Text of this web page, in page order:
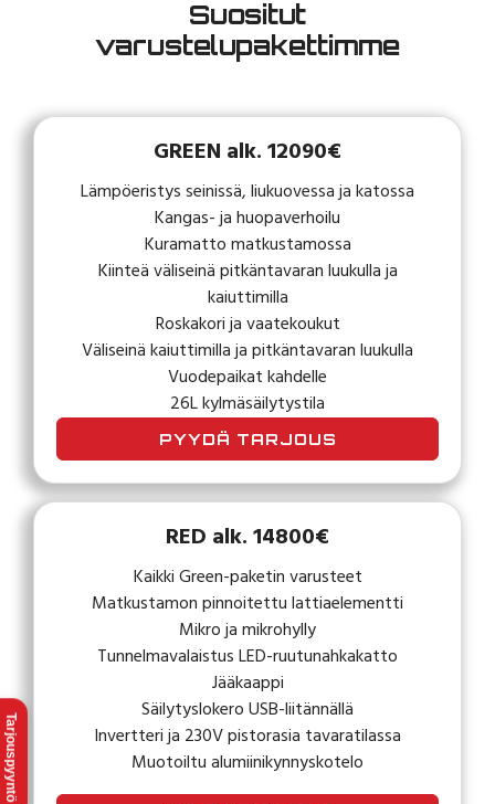
Suositut
varustelupakettimme
GREEN alk. 12090€
Lämpöeristys seinissä, liukuovessa ja katossa
Kangas- ja huopaverhoilu
Kuramatto matkustamossa
Kiinteä väliseinä pitkäntavaran luukulla ja
kaiuttimilla
Roskakori ja vaatekoukut
Väliseinä kaiuttimilla ja pitkäntavaran luukulla
Vuodepaikat kahdelle
26L kylmäsäilytystila
PYYDÄ TARJOUS
RED alk. 14800€
Kaikki Green-paketin varusteet
Matkustamon pinnoitettu lattiaelementti
Mikro ja mikrohylly
Tunnelmavalaistus LED-ruutunahkakatto
Jääkaappi
Säilytyslokero USB-liitännällä
Invertteri ja 230V pistorasia tavaratilassa
Muotoiltu alumiinikynnyskotelo
Tarjouspyyntö